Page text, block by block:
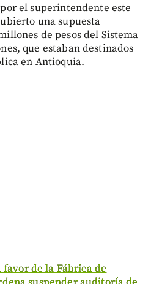
el superintendente este
una supuesta
de pesos del Sistema
que estaban destinados
en Antioquia.
favor de la Fábrica de